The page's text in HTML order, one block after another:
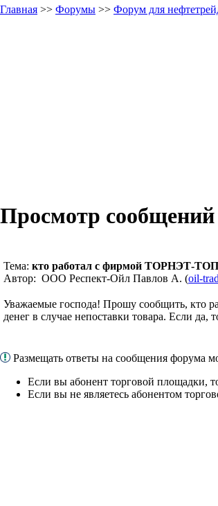
Главная >> Форумы >> Форум для
Просмотр сообщений
Тема: кто работал с фирмой ТОРНЭТ-
Автор: ООО Респект-Ойл Павлов А. (oil-
Уважаемые господа! Прошу сообщить,
денег в случае непоставки товара. Если
Размещать ответы на сообщения форума
Если вы абонент торговой площадки,
Если вы не являетесь абонентом